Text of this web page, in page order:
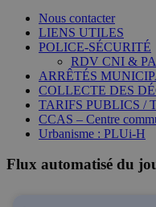
Nous contacter
LIENS UTILES
POLICE-SÉCURITÉ
RDV CNI &
ARRÊTÉS
COLLECTE DES
TARIFS PUBLICS /
CCAS – Centre
Urbanisme : PLUi-H
Flux automatisé du